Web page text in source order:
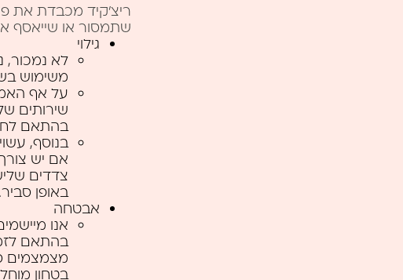
ריצ’קיד מכבדת את
שתמסור או שייאסף
גילוי
לא נמכור,
משימוש
על אף
שירותים
בהתאם
בנוסף,
אם יש צורך
צדדים
באופן סביר.
אבטחה
אנו
בהתאם
מצמצמים
בטחון